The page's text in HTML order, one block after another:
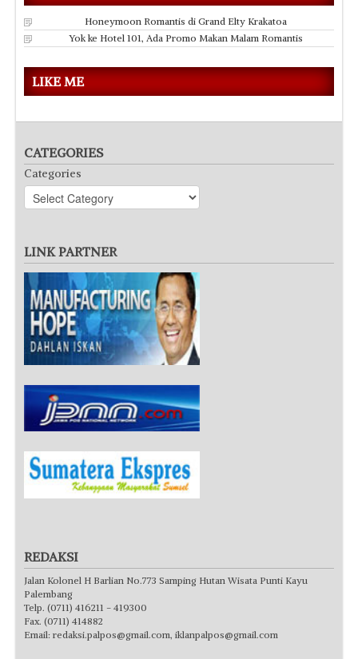
Honeymoon Romantis di Grand Elty Krakatoa
Yok ke Hotel 101, Ada Promo Makan Malam Romantis
LIKE ME
CATEGORIES
Categories
LINK PARTNER
REDAKSI
Jalan Kolonel H Barlian No.773 Samping Hutan Wisata Punti Kayu
Palembang
Telp. (0711) 416211 - 419300
Fax. (0711) 414882
Email: redaksi.palpos@gmail.com, iklanpalpos@gmail.com